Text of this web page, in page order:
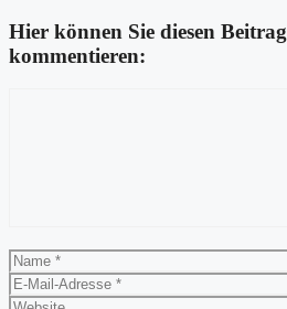
Hier können Sie diesen Beitrag
kommentieren:
Name